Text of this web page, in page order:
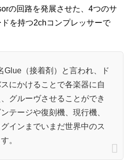
の回路を発展させた、4つのサ
を持つ2chコンプレッサーで
Glue（接着剤）と言われ、ド
にかけることで各楽器に自
グルーヴさせることができ
テージや復刻機、現行機、
インまでいまだ世界中のス
。